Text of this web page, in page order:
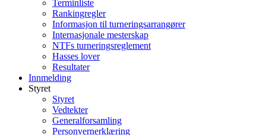
Terminliste
Rankingregler
Informasjon til turneringsarrangører
Internasjonale mesterskap
NTFs turneringsreglement
Hasses lover
Resultater
Innmelding
Styret
Styret
Vedtekter
Generalforsamling
Personvernerklæring